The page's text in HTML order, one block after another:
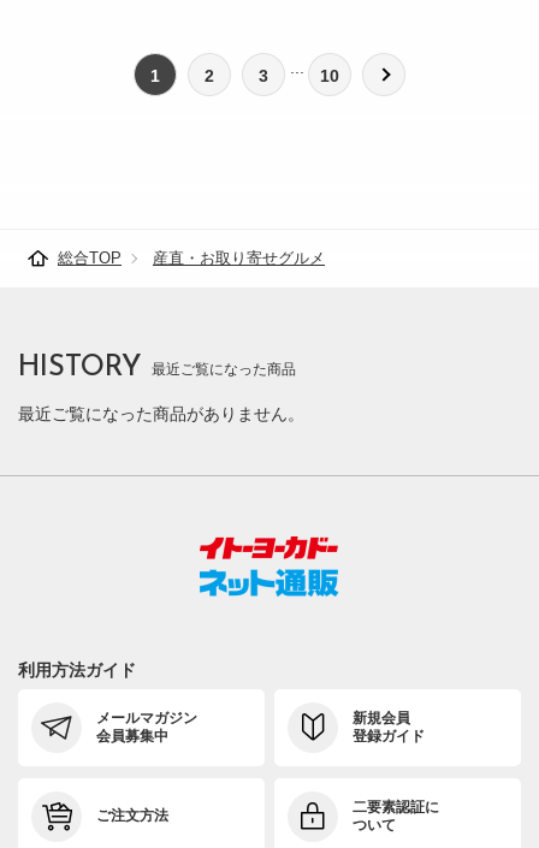
1 2 3 10
総合TOP 産直・お取り寄せグルメ
HISTORY 最近ご覧になった商品
最近ご覧になった商品がありません。
利用方法ガイド
メールマガジン
会員募集中
新規会員
登録ガイド
ご注文方法
二要素認証に
ついて